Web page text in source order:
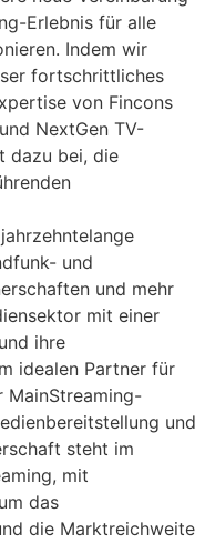
Erlebnis für alle
Indem wir
fortschrittliches
von Fincons
NextGen TV-
dazu bei, die
und
und mehr
mit einer
ihre
idealen Partner für
MainStreaming-
und
steht im
mit
das
die Marktreichweite